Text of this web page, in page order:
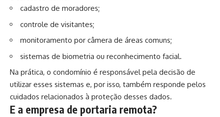
cadastro de moradores;
controle de visitantes;
monitoramento por câmera de áreas comuns;
sistemas de biometria ou reconhecimento facial.
Na prática, o condomínio é responsável pela decisão de
utilizar esses sistemas e, por isso, também responde pelos
cuidados relacionados à proteção desses dados.
E a empresa de portaria remota?